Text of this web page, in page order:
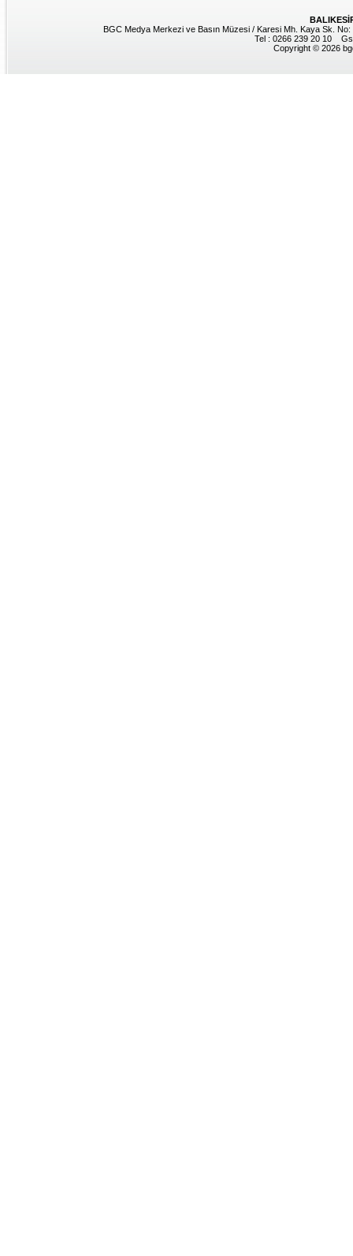
BGC Medya Merkezi ve Basın Müzesi / Karesi Mh. Kaya Sk.
Tel : 0266 239 20 10
Copyright © 2026